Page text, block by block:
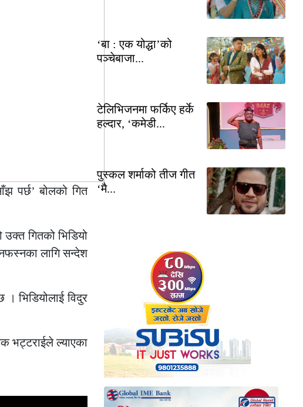
पर्छ’ बोलको गित
उक्त गितको भिडियो
लागि सन्देश
। भिडियोलाई विदुर
भट्टराईले ल्याएका
‘बा : एक योद्धा’को
पञ्चेबाजा...
टेलिभिजनमा फर्किए हर्के
हल्दार, ‘कमेडी...
पुस्कल शर्माको तीज गीत
‘मै...